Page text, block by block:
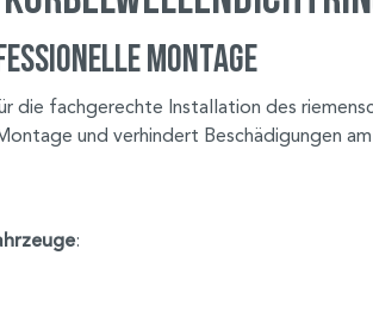
Montage
die fachgerechte Installation des
und verhindert Beschädigungen
: